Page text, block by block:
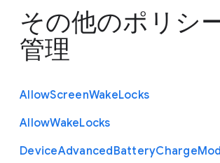
  },
  "Battery": {
   "description": "AC 電源での使用中、デバイスがアイド
ル状態になってからの待機時間とその後に行うア
   "properties": {
      "Idle": {
からアイドル時のアクションを行うまでの時間（
       "type": "integer"
その他のポリシ
管理
AllowScreenWakeLocks
AllowWakeLocks
DeviceAdvancedBatteryCharge